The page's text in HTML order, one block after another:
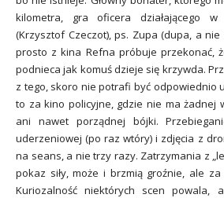
kilometra, gra oficera działającego w
(Krzysztof Czeczot), ps. Zupa (dupa, a
prosto z kina Refna próbuje przekonać,
podnieca jak komuś dzieje się krzywda.
z tego, skoro nie potrafi być odpowiednio
to za kino policyjne, gdzie nie ma żadnej
ani nawet porządnej bójki.
uderzeniowej (po raz wtóry) i zdjęcia z
na seans, a nie trzy razy. Zatrzymania z
pokaz siły, może i brzmią groźnie, ale
Kuriozalność niektórych scen powala,